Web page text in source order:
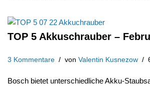
TOP 5 Akkuschrauber –
3 Kommentare von Valentin Kusnezow
Bosch bietet unterschiedliche Akku-